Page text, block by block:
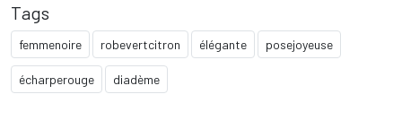
Tags
femmenoire robevertcitron élégante posejoyeuse
écharperouge diadème